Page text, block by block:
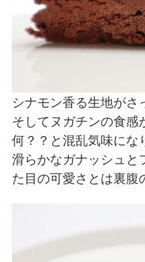
シナモン香る生地が
そしてヌガチンの食感
何？？と混乱気味にな
滑らかなガナッシュと
た目の可愛さとは裏腹